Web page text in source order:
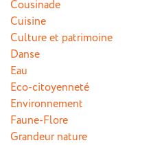
Cousinade
Cuisine
Culture et patrimoine
Danse
Eau
Eco-citoyenneté
Environnement
Faune-Flore
Grandeur nature